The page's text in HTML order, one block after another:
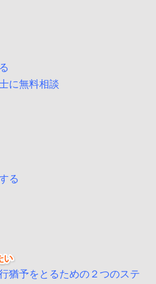
に無料相談
る
猶予をとるための２つのステ